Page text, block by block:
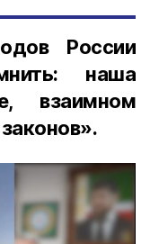
России
наша
взаимном